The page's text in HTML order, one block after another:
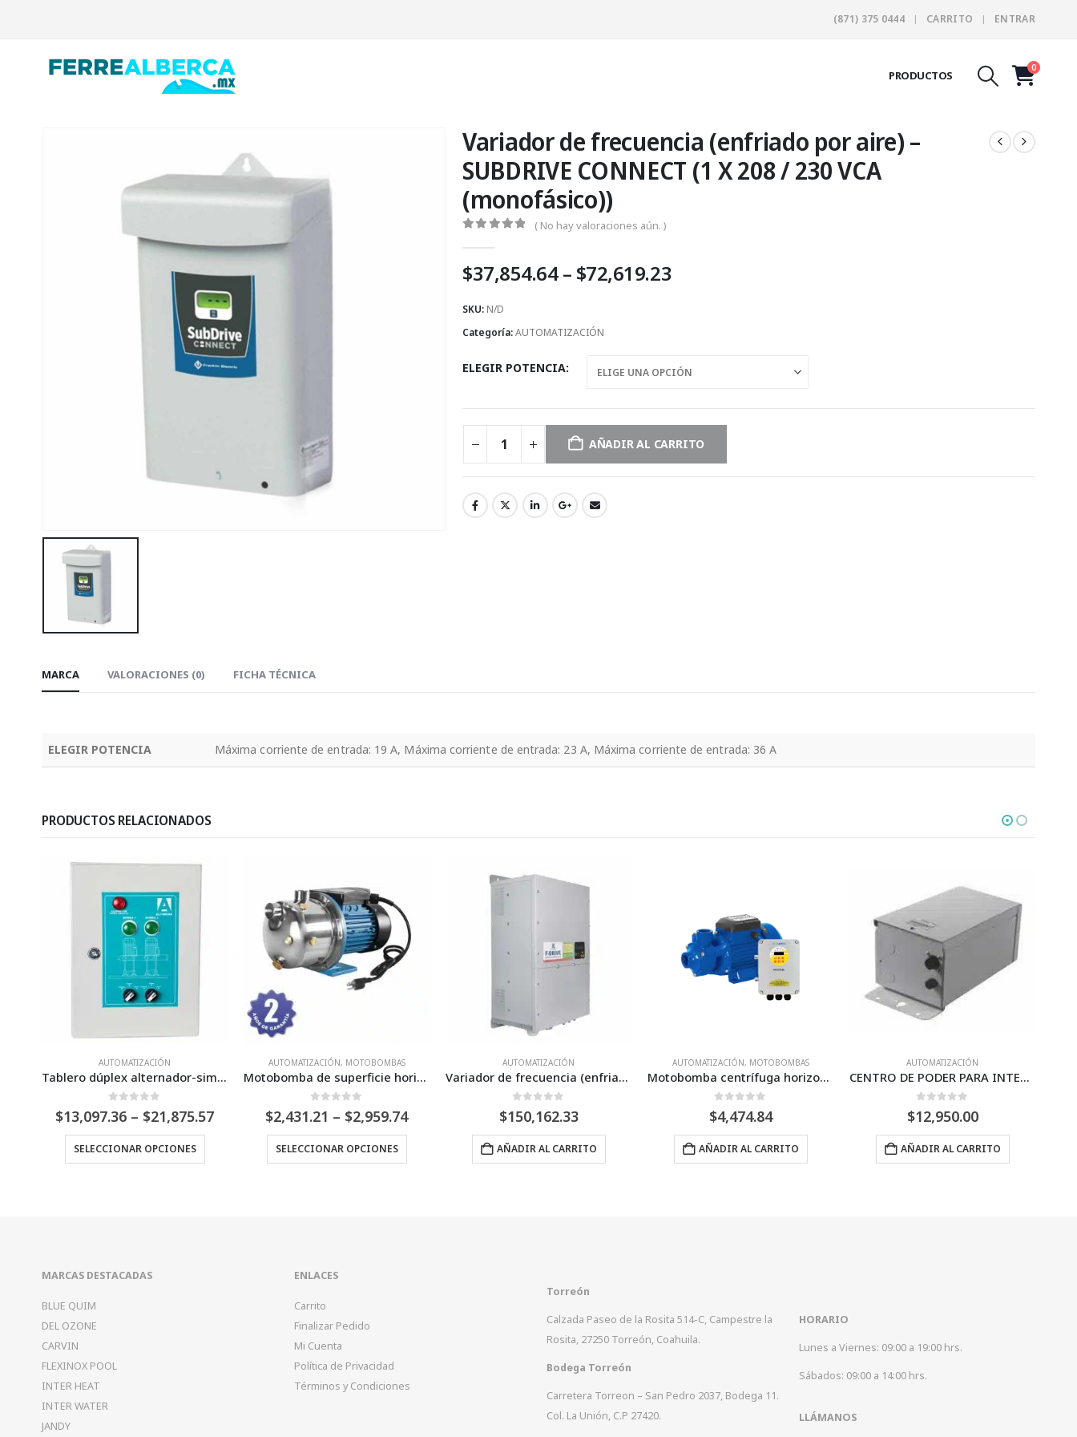
(871) 375 0444 CARRITO ENTRAR
PRODUCTOS
0
Variador de frecuencia (enfriado por aire) –
SUBDRIVE CONNECT (1 X 208 / 230 VCA
(monofásico))
( No hay valoraciones aún. )
$37,854.64 – $72,619.23
SKU: N/D
Categoría:AUTOMATIZACIÓN
ELEGIR POTENCIA
AÑADIR AL CARRITO
MARCA VALORACIONES (0) FICHA TÉCNICA
ELEGIR POTENCIA Máxima corriente de entrada: 19 A, Máxima corriente de entrada: 23 A, Máxima corriente de entrada: 36 A
PRODUCTOS RELACIONADOS
$13,097.36
through
AUTOMATIZACIÓN,MOTOBOMBAS
Motobomba de superficie horizontal tipo JET – FIX
Fuera de 5
$2,431.21 – $2,959.74
$2,431.21
through
SELECCIONAR OPCIONES
AUTOMATIZACIÓN
Fuera de 5
$150,162.33
AÑADIR AL CARRITO
AUTOMATIZACIÓN,MOTOBOMBAS
Motobomba centrífuga horizontal en corriente continua (VCC)
$4,474.84
AÑADIR AL CARRITO
AUTOMATIZACIÓN
CENTRO DE PODER PARA INTELLICHLOR – PENTAIR
$12,950.00
AÑADIR AL CARRITO
BOMBAS SUMERGIBLES,AUTOMATIZACIÓN
$7,280.63
AÑADIR AL CARRITO
MARCAS DESTACADAS
BLUE QUIM
DEL OZONE
CARVIN
FLEXINOX POOL
INTER HEAT
INTER WATER
JANDY
ENLACES
Carrito
Finalizar Pedido
Mi Cuenta
Política de Privacidad
Términos y Condiciones
Torreón
Calzada Paseo de la Rosita 514-C, Campestre la
Rosita, 27250 Torreón, Coahuila.
Bodega Torreón
Carretera Torreon – San Pedro 2037, Bodega 11.
Col. La Unión, C.P 27420.
HORARIO
Lunes a Viernes: 09:00 a 19:00 hrs.
Sábados: 09:00 a 14:00 hrs.
LLÁMANOS